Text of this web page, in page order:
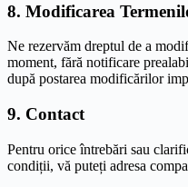
8. Modificarea
Ne rezervăm dreptul de a
moment, fără notificare
după postarea modificărilor
9. Contact
Pentru orice întrebări sau
condiții, vă puteți adresa